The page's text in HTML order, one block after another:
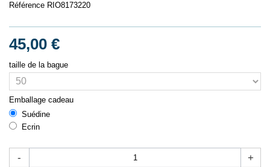
Référence RIO8173220
45,00 €
taille de la bague
Emballage cadeau
Suédine
Ecrin
- +